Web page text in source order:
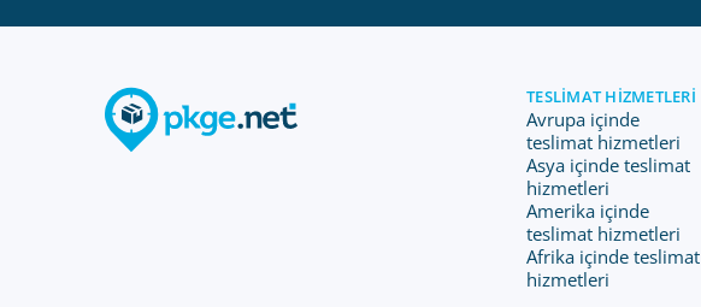
TESLIMAT HIZMETLERI
Avrupa içinde
teslimat hizmetleri
Asya içinde teslimat
hizmetleri
Amerika içinde
teslimat hizmetleri
Afrika içinde teslimat
hizmetleri